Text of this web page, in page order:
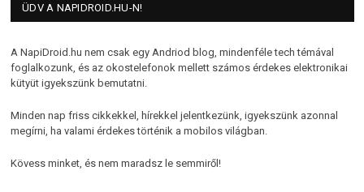
ÜDV A NAPIDROID.HU-N!
A NapiDroid.hu nem csak egy Andriod blog, mindenféle tech témával
foglalkozunk, és az okostelefonok mellett számos érdekes elektronikai
kütyüt igyekszünk bemutatni.
Minden nap friss cikkekkel, hírekkel jelentkezünk, igyekszünk azonnal
megírni, ha valami érdekes történik a mobilos világban.
Kövess minket, és nem maradsz le semmiről!